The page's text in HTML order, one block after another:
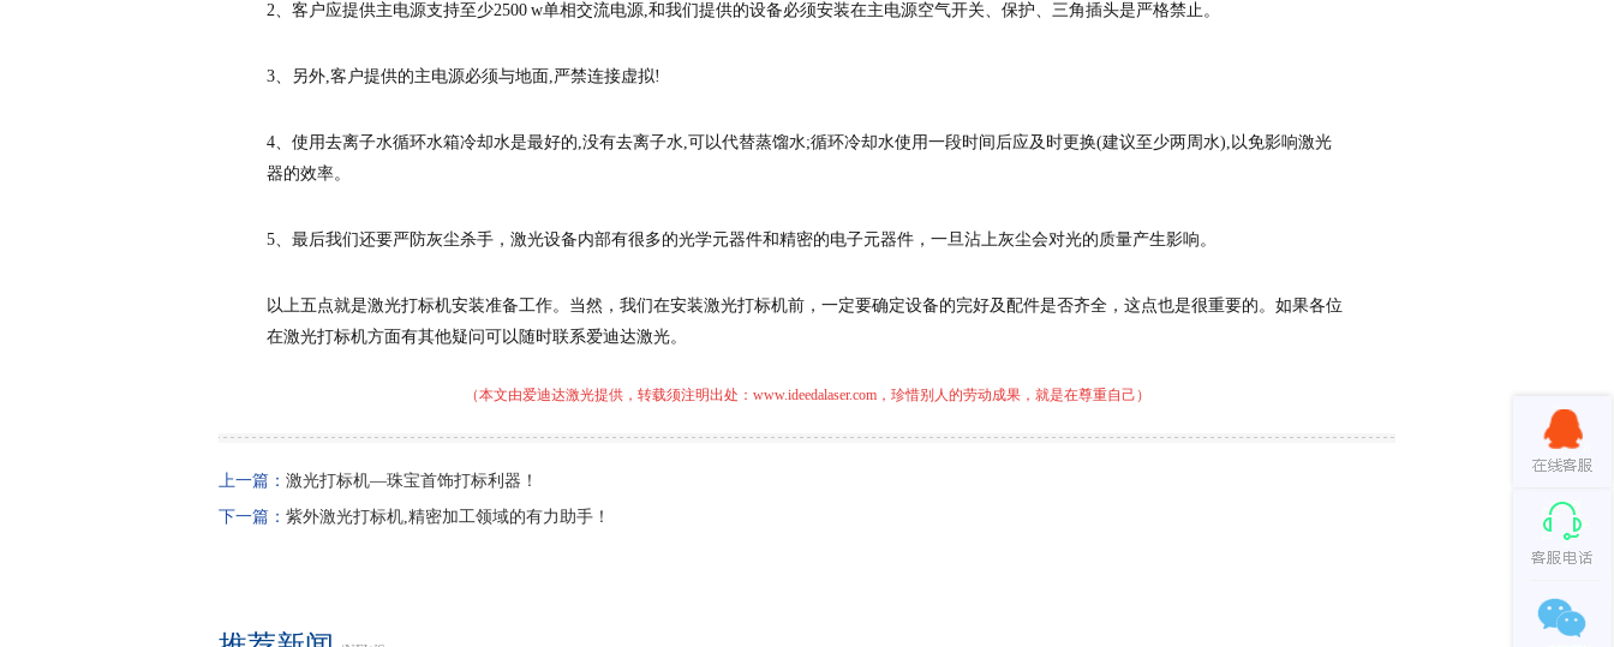
2、客户应提供主电源支持至少2500 w单相交流电源,和我们提供的设备必须安装在主电源空气开关、保护、三角插头是严格禁止。
3、另外,客户提供的主电源必须与地面,严禁连接虚拟!
4、使用去离子水循环水箱冷却水是最好的,没有去离子水,可以代替蒸馏水;循环冷却水使用一段时间后应及时更换(建议至少两周水),以免影响激光
器的效率。
5、最后我们还要严防灰尘杀手，激光设备内部有很多的光学元器件和精密的电子元器件，一旦沾上灰尘会对光的质量产生影响。
以上五点就是激光打标机安装准备工作。当然，我们在安装激光打标机前，一定要确定设备的完好及配件是否齐全，这点也是很重要的。如果各位
在激光打标机方面有其他疑问可以随时联系爱迪达激光。
（本文由爱迪达激光提供，转载须注明出处： www.ideedalaser.com，珍惜别人的劳动成果，就是在尊重自己）
上一篇： 激光打标机—珠宝首饰打标利器！
下一篇： 紫外激光打标机,精密加工领域的有力助手！